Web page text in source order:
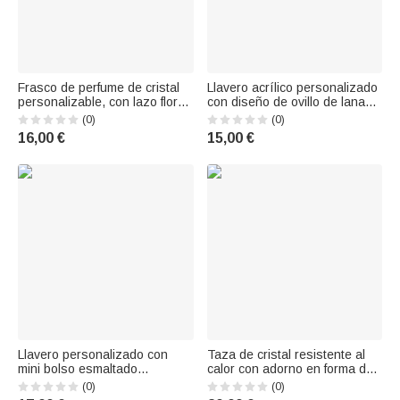
Frasco de perfume de cristal
personalizable, con lazo floral,
recargable y resistente, de 1-3
oz, con nombre y título; ideal
para el cortejo nupcial,
damas de honor y mejore
(0)
16,00 €
Llavero acrílico personalizado
con diseño de ovillo de lana
de punto y nombre, colgante
para bolso, regalo de
cumpleaños para el día a día,
aficionadas al punto
(0)
15,00 €
Llavero personalizado con
mini bolso esmaltado
multicolor con iniciales, ideal
para el día a día, como regalo
(0)
Taza de cristal resistente al
calor con adorno en forma de
corazón 3D personalizado con
una mariposa y la flor del mes
(0)